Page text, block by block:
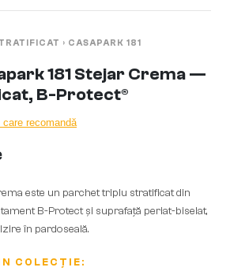
› CASAPARK 181
181 Stejar Crema —
B-Protect®
care recomandă
este un parchet triplu stratificat din
B-Protect și suprafață periat-biselat,
în pardoseală.
COLECȚIE: